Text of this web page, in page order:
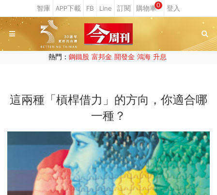
0
熱門： 鋼鐵股 富邦金 開發金 鴻海 升息
這兩種「槓桿借力」的方向，你適合哪
一種？